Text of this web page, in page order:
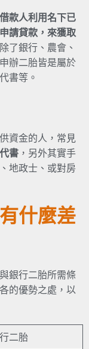
款人利用名下已
請貸款，來獲取
了銀行、農會、
辦二胎皆是屬於
書等。
資金的人，常見
書 ，另外其實手
地政士、或對房
什麼差
銀行二胎所需條
的優勢之處，以
二胎